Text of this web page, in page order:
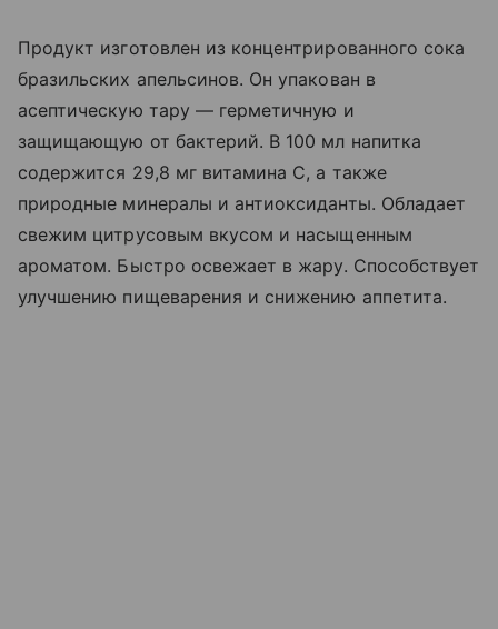
Продукт изготовлен из концентрированного сока
бразильских апельсинов. Он упакован в
асептическую тару ― герметичную и
защищающую от бактерий. В 100 мл напитка
содержится 29,8 мг витамина С, а также
природные минералы и антиоксиданты. Обладает
свежим цитрусовым вкусом и насыщенным
ароматом. Быстро освежает в жару. Способствует
улучшению пищеварения и снижению аппетита.